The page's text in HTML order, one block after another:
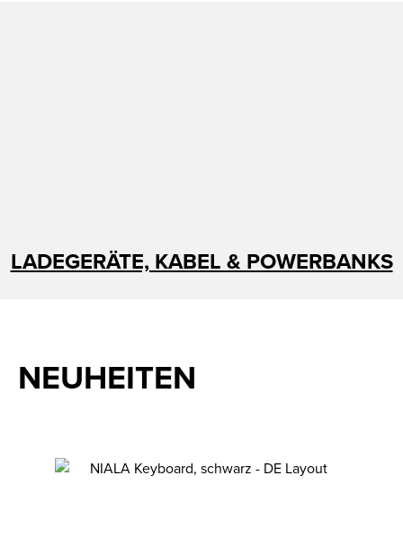
LADEGERÄTE, KABEL & POWERBANKS
NEUHEITEN
Produktgalerie überspringen